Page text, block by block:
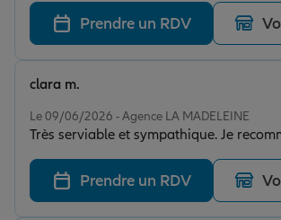
Prendre un RDV
Le 09/06/2026 - Agence LA MADELEINE
Très serviable et sympathique. Je
clara m.
Prendre un RDV